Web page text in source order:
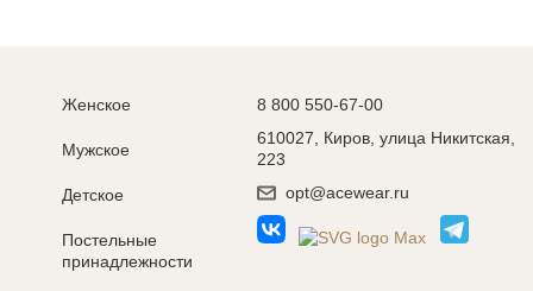
Женское
Мужское
Детское
Постельные
принадлежности
8 800 550-67-00
610027, Киров, улица Никитская,
223
opt@acewear.ru